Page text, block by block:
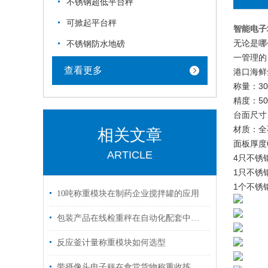
不锈钢超低平台秤
可掀起平台秤
不锈钢防水地磅
查看更多
相关文章
ARTICLE
10吨称重模块在制药企业搅拌罐的应用
包装产品在线检重秤在自动化配套中的应用
反应釜计量称重模块如何选型
智能电
无论是
一管理
港口海
称量：
精度：
台面尺
材质：
面板厚
4只不锈
1只不锈
1个不锈